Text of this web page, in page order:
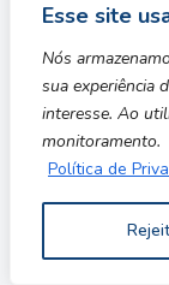
Esse site
Nós
sua experiência
interesse. Ao
monitoramento.
Política de
Seu portal
encontrará um
emocionante e
da tecnologia.